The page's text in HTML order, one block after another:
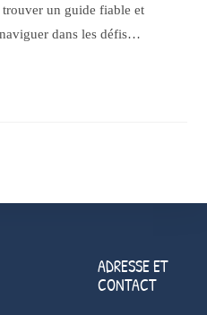
un guide fiable et
dans les défis…
ADRESSE ET
CONTACT